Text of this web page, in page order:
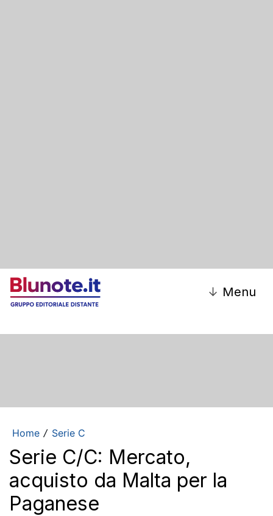
↓ Menu
Home / Serie C
Serie C/C: Mercato,
acquisto da Malta per la
Paganese